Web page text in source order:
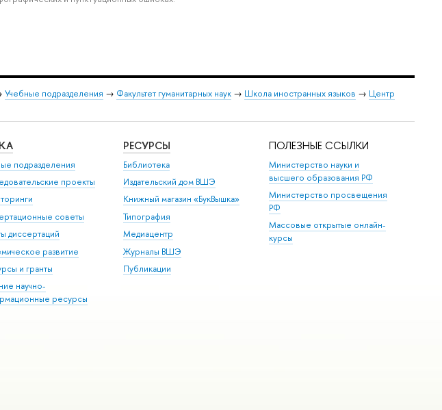
Учебные подразделения → Факультет гуманитарных наук → Школа иностранных языков → Центр
подразделения
проекты
советы
диссертаций
развитие
и гранты
научно-
ресурсы
РЕСУРСЫ
Библиотека
Издательский дом ВШЭ
Книжный магазин «БукВышка»
Типография
Медиацентр
Журналы ВШЭ
Публикации
ПОЛЕЗНЫЕ ССЫЛКИ
Министерство науки и
высшего образования РФ
Министерство просвещения
РФ
Массовые открытые онлайн-
курсы